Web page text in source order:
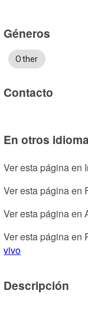
Géneros
Other
Contacto
En otros
Ver esta página en
Ver esta página en
Ver esta página en
Ver esta página en
vivo
Descripción